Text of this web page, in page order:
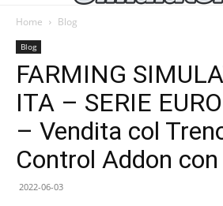
Simulator
Home Blog
Blog
FARMING
ITA – SERIE
– Vendita col
Control Addon con
2022-06-03